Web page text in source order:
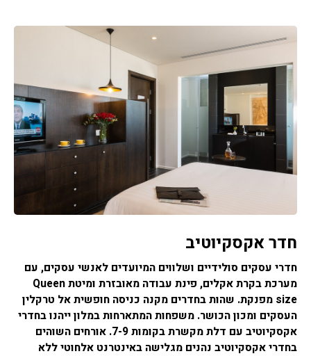
חדר אקסקיוטיב
חדרי עסקים סולידיים ושלווים המיועדים לאנשי עסקים, עם
מערכת בקרת אקלים, פינת עבודה מאובזרת ומיטת Queen
size מפנקת. שהות בחדרים מקנה כניסה חופשית אל טרקלין
העסקים ומכון הכושר. משפחות המתארחות במלון ייהנו בחדרי
אקסקיוטיב עם דלת מקשרת בקומות 7-9. אורחים השוהים
בחדרי אקסקיוטיב נהנים מגלישה באינטרנט אלחוטי ללא